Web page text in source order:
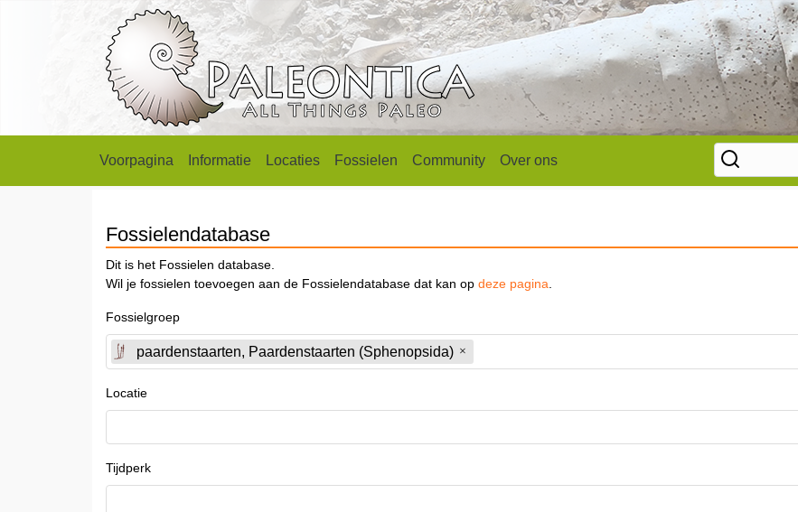
Voorpagina Informatie Locaties Fossielen Community Over ons
Fossielendatabase
Dit is het Fossielen database.
Wil je fossielen toevoegen aan de Fossielendatabase dat kan op deze pagina
Fossielgroep
paardenstaarten, Paardenstaarten (Sphenopsida)
Locatie
Tijdperk